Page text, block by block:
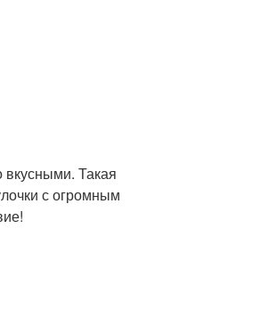
вкусными. Такая
с огромным